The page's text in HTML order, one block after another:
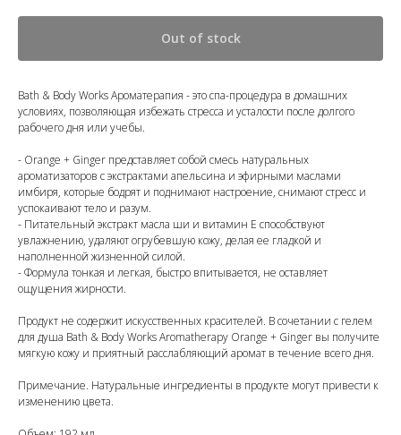
Out of stock
Bath & Body Works Ароматерапия - это спа-процедура в домашних
условиях, позволяющая избежать стресса и усталости после долгого
рабочего дня или учебы.
- Orange + Ginger представляет собой смесь натуральных
ароматизаторов с экстрактами апельсина и эфирными маслами
имбиря, которые бодрят и поднимают настроение, снимают стресс и
успокаивают тело и разум.
- Питательный экстракт масла ши и витамин Е способствуют
увлажнению, удаляют огрубевшую кожу, делая ее гладкой и
наполненной жизненной силой.
- Формула тонкая и легкая, быстро впитывается, не оставляет
ощущения жирности.
Продукт не содержит искусственных красителей. В сочетании с гелем
для душа Bath & Body Works Aromatherapy Orange + Ginger вы получите
мягкую кожу и приятный расслабляющий аромат в течение всего дня.
Примечание. Натуральные ингредиенты в продукте могут привести к
изменению цвета.